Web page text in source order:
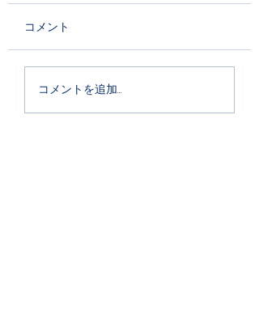
切手に見るハプスブル
コメント
コメントを追加…